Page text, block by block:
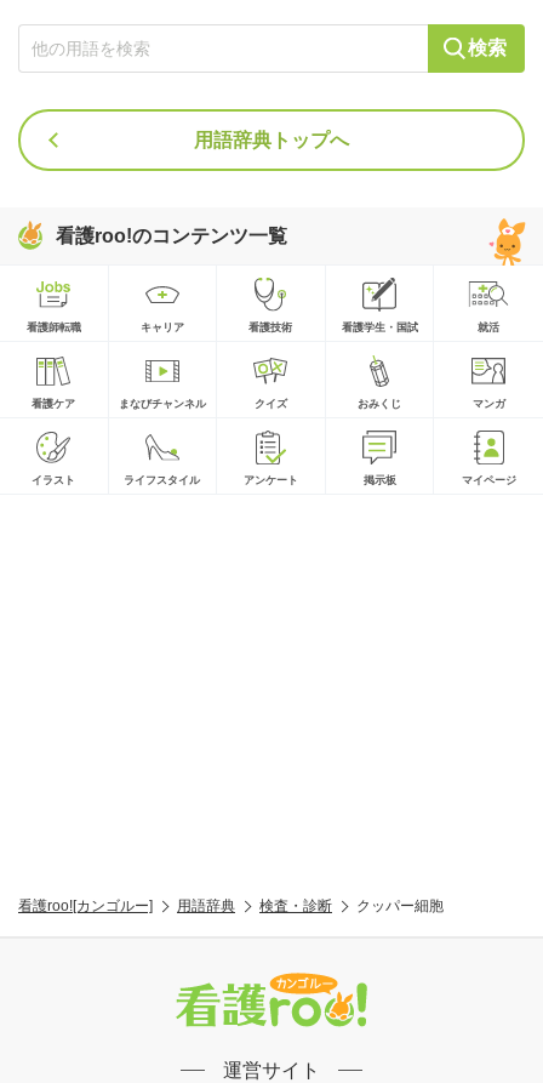
検索
用語辞典トップへ
看護roo!のコンテンツ一覧
看護師転職 キャリア 看護技術 看護学生・国試 就活
看護ケア まなびチャンネル クイズ おみくじ マンガ
イラスト ライフスタイル アンケート 掲示板 マイページ
看護roo![カンゴルー] 用語辞典 検査・診断 クッパー細胞
運営サイト